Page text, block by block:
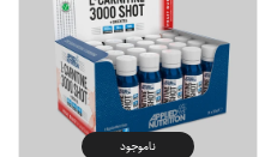
ناموجود